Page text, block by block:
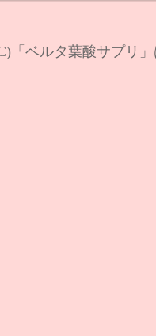
「ベルタ葉酸サプリ